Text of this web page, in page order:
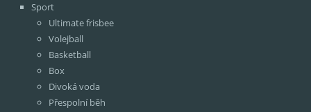
Sport
Ultimate frisbee
Volejball
Basketball
Box
Divoká voda
Přespolní běh